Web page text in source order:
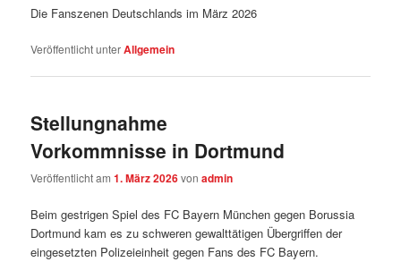
Die Fanszenen Deutschlands im März 2026
Veröffentlicht unterAllgemein
Stellungnahme
Vorkommnisse in Dortmund
Veröffentlicht am1. März 2026vonadmin
Beim gestrigen Spiel des FC Bayern München gegen Borussia
Dortmund kam es zu schweren gewalttätigen Übergriffen der
eingesetzten Polizeieinheit gegen Fans des FC Bayern.